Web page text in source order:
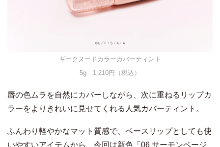
ギークヌードカラーカバーティント
5g 1,210円（税込）
唇の色ムラを自然にカバーしながら、次に重ねるリップカ
ラーをよりきれいに見せてくれる人気カバーティント。
ふんわり軽やかなマット質感で、ベースリップとしても使
いやすいアイテムから、今回は新色「06 サーモンベージ